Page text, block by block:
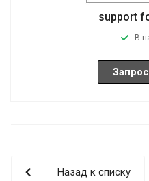
support
В
Назад к списку